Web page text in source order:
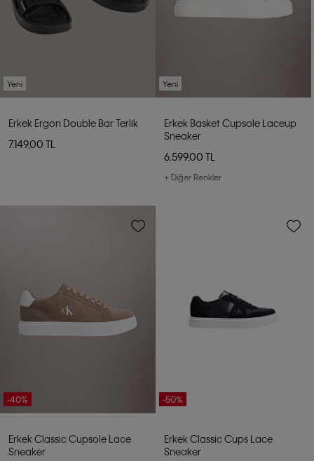
Yeni
Erkek Ergon Double Bar Terlik
7.149,00 TL
Yeni
Erkek Basket Cupsole Laceup
Sneaker
6.599,00 TL
+ Diğer Renkler
-40%
Erkek Classic Cupsole Lace
Sneaker
-50%
Erkek Classic Cups Lace
Sneaker